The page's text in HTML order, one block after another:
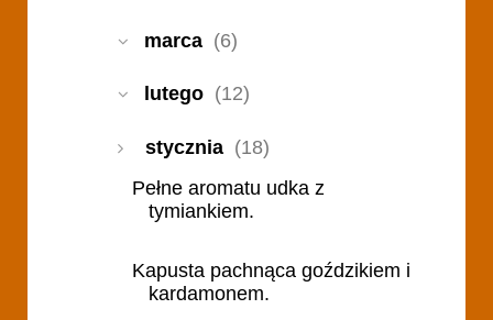
marca (6)
lutego (12)
stycznia (18)
Pełne aromatu udka z
tymiankiem.
Kapusta pachnąca goździkiem i
kardamonem.